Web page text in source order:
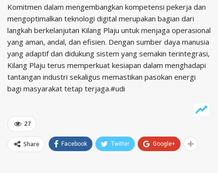
Komitmen dalam mengembangkan kompetensi pekerja dan
mengoptimalkan teknologi digital merupakan bagian dari
langkah berkelanjutan Kilang Plaju untuk menjaga operasional
yang aman, andal, dan efisien. Dengan sumber daya manusia
yang adaptif dan didukung sistem yang semakin terintegrasi,
Kilang Plaju terus memperkuat kesiapan dalam menghadapi
tantangan industri sekaligus memastikan pasokan energi
bagi masyarakat tetap terjaga.#udi
27
Share Facebook Twitter Google+